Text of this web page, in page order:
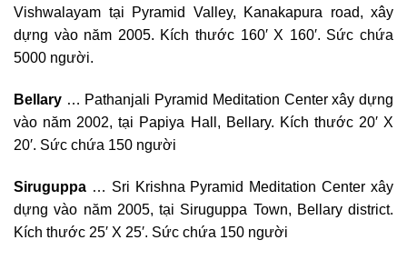
Vishwalayam tại Pyramid Valley, Kanakapura road, xây
dựng vào năm 2005. Kích thước 160′ X 160′. Sức chứa
5000 người.
Bellary … Pathanjali Pyramid Meditation Center xây dựng
vào năm 2002, tại Papiya Hall, Bellary. Kích thước 20′ X
20′. Sức chứa 150 người
Siruguppa … Sri Krishna Pyramid Meditation Center xây
dựng vào năm 2005, tại Siruguppa Town, Bellary district.
Kích thước 25′ X 25′. Sức chứa 150 người